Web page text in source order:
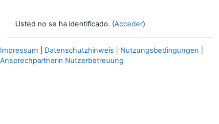
Usted no se ha identificado. (Acceder)
Impressum Datenschutzhinweis Nutzungsbedingungen
Ansprechpartnerin Nutzerbetreuung